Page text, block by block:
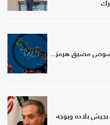
مضيق هرمز..
بلاده ويوجه